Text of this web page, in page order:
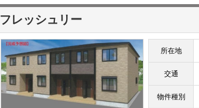
フレッシュリー
所在地
交通
物件種別